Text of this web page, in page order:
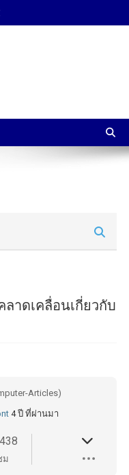
ารเรียนรู้
ลาดเคลื่อนเกี่ยวกับ
Articles)
4 ปี ที่ผ่านมา
ม